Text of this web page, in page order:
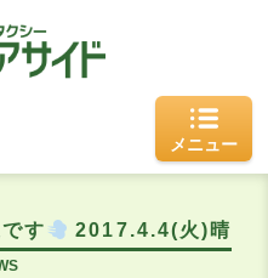
メニュー
す 2017.4.4(火)晴